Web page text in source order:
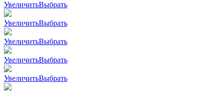
УвеличитьВыбрать
УвеличитьВыбрать
УвеличитьВыбрать
УвеличитьВыбрать
УвеличитьВыбрать